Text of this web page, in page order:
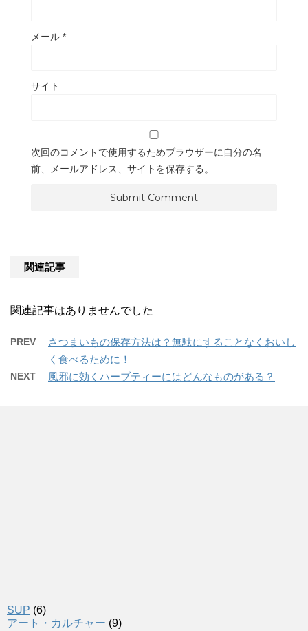
メール *
サイト
次回のコメントで使用するためブラウザーに自分の名
前、メールアドレス、サイトを保存する。
関連記事
関連記事はありませんでした
PREV
さつまいもの保存方法は？無駄にすることなくおいし
く食べるために！
NEXT 風邪に効くハーブティーにはどんなものがある？
SUP (6)
アート・カルチャー (9)